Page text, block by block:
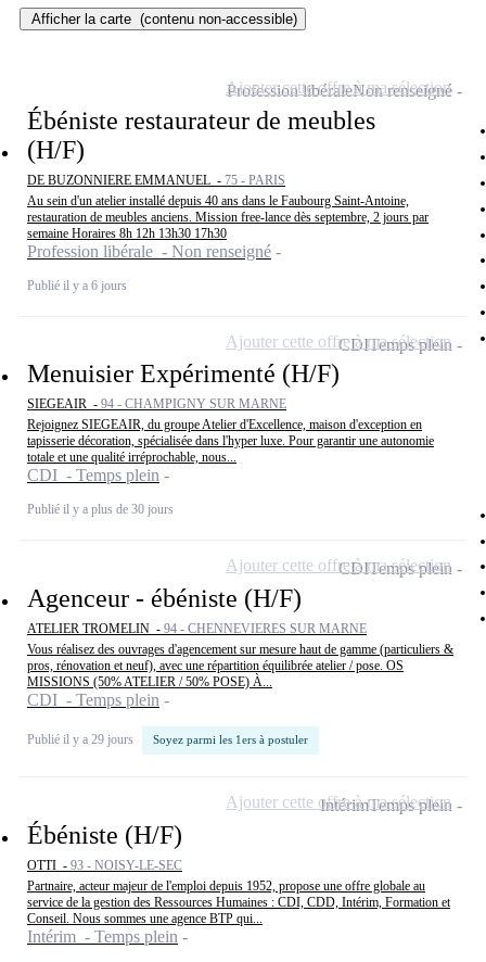
Afficher la carte (contenu non-accessible)
Ébéniste restaurateur de meubles
(H/F)
DE BUZONNIERE EMMANUEL - 75 - PARIS
Au sein d'un atelier installé depuis 40 ans dans le Faubourg Saint-Antoine,
restauration de meubles anciens. Mission free-lance dès septembre, 2 jours par
semaine Horaires 8h 12h 13h30 17h30
Profession libérale - Non renseigné
Publié il y a 6 jours
Profession libéraleNon renseigné
Ajouter cette offre à ma sélection
Menuisier Expérimenté (H/F)
SIEGEAIR - 94 - CHAMPIGNY SUR MARNE
Rejoignez SIEGEAIR, du groupe Atelier d'Excellence, maison d'exception en
tapisserie décoration, spécialisée dans l'hyper luxe. Pour garantir une autonomie
totale et une qualité irréprochable, nous...
CDI - Temps plein
Publié il y a plus de 30 jours
CDITemps plein
Ajouter cette offre à ma sélection
Agenceur - ébéniste (H/F)
ATELIER TROMELIN - 94 - CHENNEVIERES SUR MARNE
Vous réalisez des ouvrages d'agencement sur mesure haut de gamme (particuliers &
pros, rénovation et neuf), avec une répartition équilibrée atelier / pose. OS
MISSIONS (50% ATELIER / 50% POSE) À...
CDI - Temps plein
Publié il y a 29 jours Soyez parmi les 1ers à postuler
CDITemps plein
Ajouter cette offre à ma sélection
Ébéniste (H/F)
OTTI - 93 - NOISY-LE-SEC
Partnaire, acteur majeur de l'emploi depuis 1952, propose une offre globale au
service de la gestion des Ressources Humaines : CDI, CDD, Intérim, Formation et
Conseil. Nous sommes une agence BTP qui...
Intérim - Temps plein
IntérimTemps plein
Ajouter cette offre à ma sélection